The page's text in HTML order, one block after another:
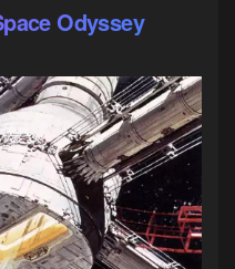
Odyssey